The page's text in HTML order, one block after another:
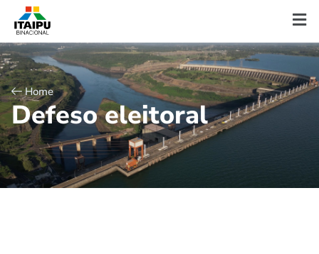
Home
Defeso eleitoral